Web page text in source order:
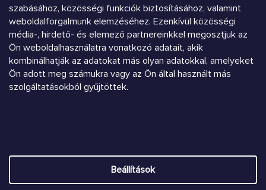
szabásához, közösségi funkciók biztosításához, valamint
weboldalforgalmunk elemzéséhez. Ezenkívül közösségi
média-, hirdető- és elemező partnereinkkel megosztjuk az
Ön weboldalhasználatra vonatkozó adatait, akik
kombinálhatják az adatokat más olyan adatokkal, amelyeket
Ön adott meg számukra vagy az Ön által használt más
szolgáltatásokból gyűjtöttek.
Beállítások
Árukereső.hu
Shoptet készítette
Copyright 2026Chrústiček.eu. Minden jog fenntartva.Süti